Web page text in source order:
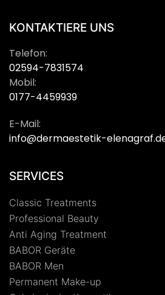
KONTAKTIERE UNS
Telefon:
02594-7831574
Mobil:
0177-4459939
E-Mail:
info@dermaestetik-
SERVICES
Classic Treatments
Professional Beauty
Anti Aging Treatment
BABOR Geräte
BABOR Men
Permanent Make-up